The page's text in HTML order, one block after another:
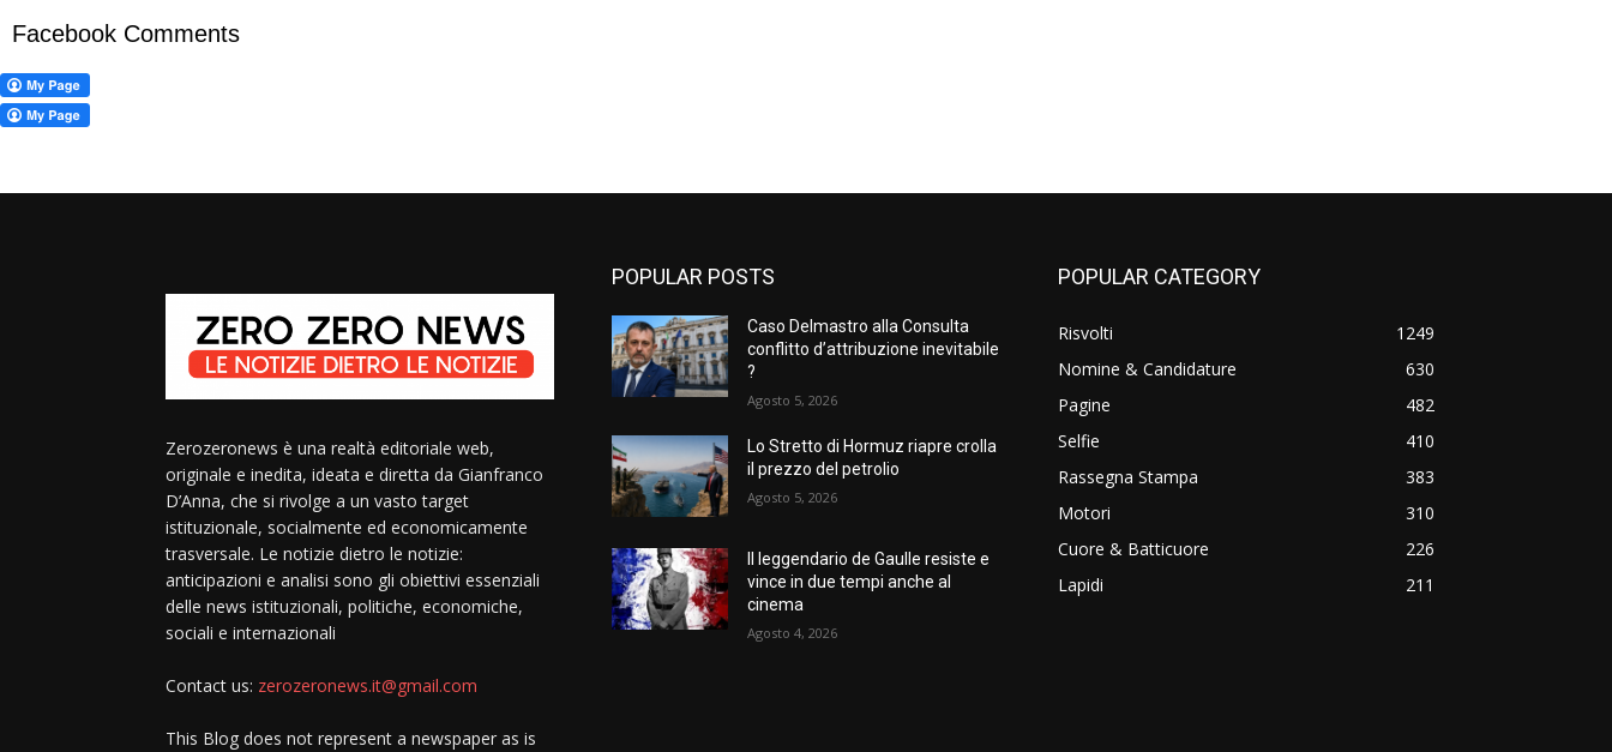
Facebook Comments
Zerozeronews è una realtà editoriale web,
originale e inedita, ideata e diretta da Gianfranco
D’Anna, che si rivolge a un vasto target
istituzionale, socialmente ed economicamente
trasversale. Le notizie dietro le notizie:
anticipazioni e analisi sono gli obiettivi essenziali
delle news istituzionali, politiche, economiche,
sociali e internazionali
Contact us: zerozeronews.it@gmail.com
This Blog does not represent a newspaper as is
POPULAR POSTS
Caso Delmastro alla Consulta
conflitto d’attribuzione inevitabile
?
Agosto 5, 2026
Lo Stretto di Hormuz riapre crolla
il prezzo del petrolio
Agosto 5, 2026
Il leggendario de Gaulle resiste e
vince in due tempi anche al
cinema
Agosto 4, 2026
POPULAR CATEGORY
Risvolti
1249
Nomine & Candidature
630
Pagine
482
Selfie
410
Rassegna Stampa
383
Motori
310
Cuore & Batticuore
226
Lapidi
211